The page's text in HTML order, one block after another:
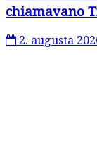
chiamavano
2. augusta